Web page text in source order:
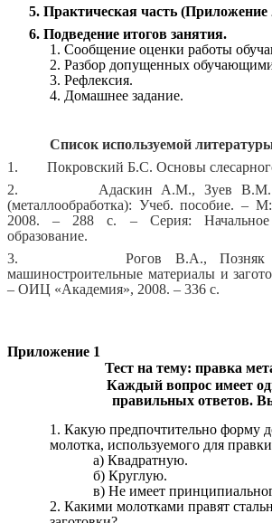
5. Практическая часть (Приложение
6. Подведение итогов занятия.
1. Сообщение оценки работы
2. Разбор допущенных
3. Рефлексия.
4. Домашнее задание.
Список используемой
1. Покровский Б.С. Основы слесарного
2. Адаскин А.М., Зуев В.М.
(металлообработка): Учеб. пособие. –
2008. – 288 с. – Серия: Начальное
образование.
3. Рогов В.А., Позняк Г.Г.
машиностроительные материалы и
– ОИЦ «Академия», 2008. – 336 с.
Приложение 1
Тест на тему: правка
Каждый вопрос имеет
правильных ответов.
1. Какую предпочтительно форму
молотка, используемого для
а) Квадратную.
б) Круглую.
в) Не имеет
2. Какими молотками правят